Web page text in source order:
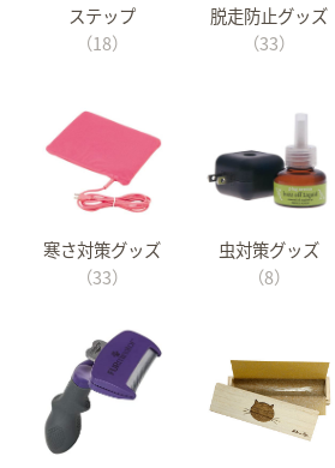
ステップ
（18）
脱走防止グッズ
（33）
寒さ対策グッズ
（33）
虫対策グッズ
（8）